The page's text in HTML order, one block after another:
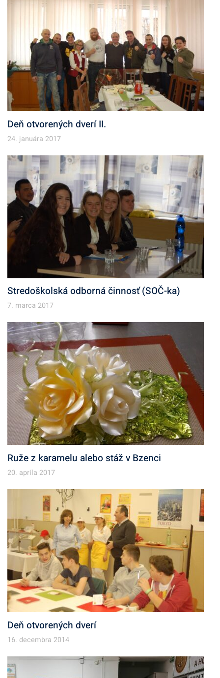
Deň otvorených dverí II.
24. januára 2017
Stredoškolská odborná činnosť (SOČ-ka)
7. marca 2017
Ruže z karamelu alebo stáž v Bzenci
20. apríla 2017
Deň otvorených dverí
16. decembra 2014